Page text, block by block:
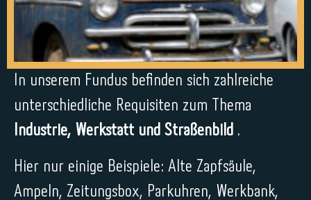
In unserem Fundus befinden sich zahlreiche
unterschiedliche Requisiten zum Thema
Industrie, Werkstatt und Straßenbild .
Hier nur einige Beispiele: Alte Zapfsäule,
Ampeln, Zeitungsbox, Parkuhren, Werkbank,